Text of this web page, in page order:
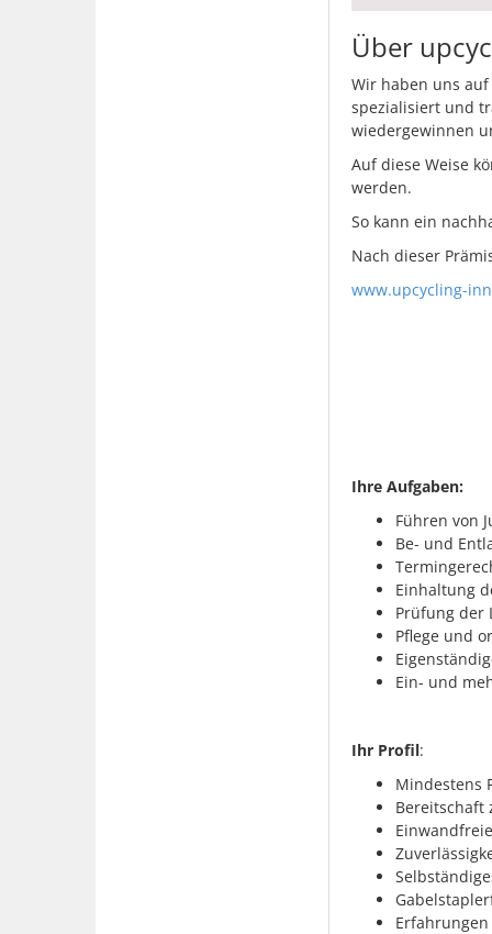
Über
Wir haben uns
spezialisiert und
wiedergewinnen
Auf diese Weise
werden.
So kann ein
Nach dieser
www.upcycling-
Ihre Aufgaben:
Führen von
Be- und
Einhaltung
Prüfung der
Pflege und
Ein- und
Ihr Profil:
Mindestens
Bereitschaft